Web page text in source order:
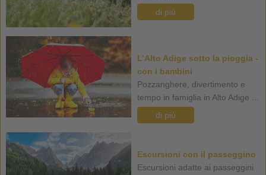
di più
L’Alto Adige sotto la pioggia -
con i bambini
Pozzanghere, divertimento e
tempo in famiglia in Alto Adige ...
di più
Escursioni con il passeggino
Escursioni adatte ai passeggini